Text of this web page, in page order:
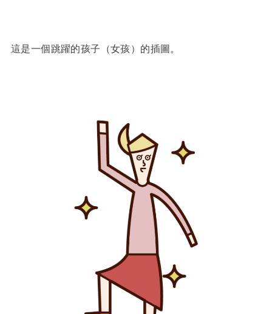
這是一個跳躍的孩子（女孩）的插圖。